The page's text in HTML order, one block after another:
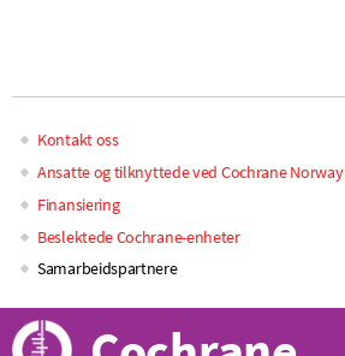
Main
navigation
Kontakt oss
Ansatte og tilknyttede ved Cochrane Norway
Finansiering
Beslektede Cochrane-enheter
Samarbeidspartnere